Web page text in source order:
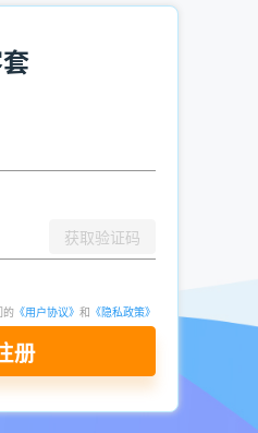
件进行筛选。
户需要特定样式的陶瓷制品，
长期合作关系。这不仅可以提
户获取成本，提高月经常性收
可以通过提供优质的产品和服
解决客户的问题和需求，来建
获取验证码
的 《用户协议》 和 《隐私政策》
册